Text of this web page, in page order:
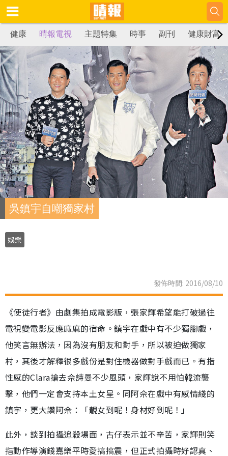
健康 晴報電視 主題特集 時事 副刊 健康財富
吳鎮宇自嘲獨家村
娛樂
發佈時間: 2016/08/10
《使徒行者》由劇集拍成電影版，張家輝希望能打破過往
電視變電影反應麻麻的宿命。鎮宇在戲中有不少獨腳戲，
他笑言無辦法，因為沒有朋友和對手，所以被迫做獨家
村，其後才解釋很多戲份是對住機器做對手戲而已。有指
性感的Clara搶去佘詩曼不少風頭，家輝說不用怕韓流襲
擊，他們一定會支持本土女星。同阿佘在戲中有感情綫的
鎮宇，更大讚阿佘：「靚女到呢！身材好到呢！」
此外，談到拍攝追殺場面，古仔表示並不辛苦，家輝則笑
指動作導演錢嘉樂平時愛搞搞震，但正式拍攝時好認真、